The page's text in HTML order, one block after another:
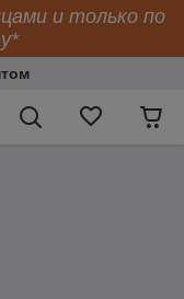
и только по